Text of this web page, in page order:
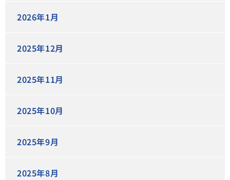
2026年1月
2025年12月
2025年11月
2025年10月
2025年9月
2025年8月